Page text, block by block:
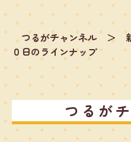
つるがチャンネル ＞
０日のラインナップ
つるが